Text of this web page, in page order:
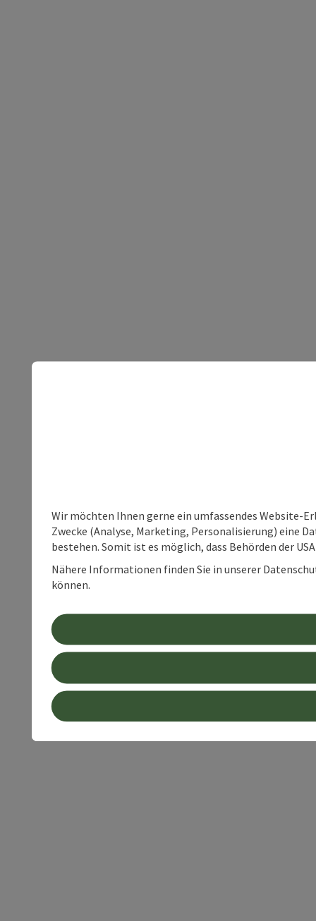
Wir möchten Ihnen gerne ein umfassendes Website-
Zwecke (Analyse, Marketing, Personalisierung) eine
bestehen. Somit ist es möglich, dass Behörden der
Nähere Informationen finden Sie in unserer
können.